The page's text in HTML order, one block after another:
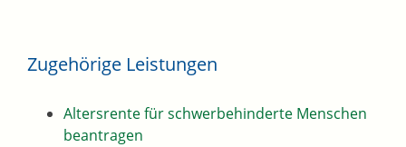
Zugehörige Leistungen
Altersrente für schwerbehinderte Menschen
beantragen